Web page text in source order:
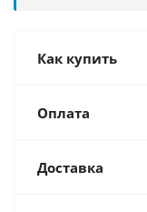
Как купить
Оплата
Доставка